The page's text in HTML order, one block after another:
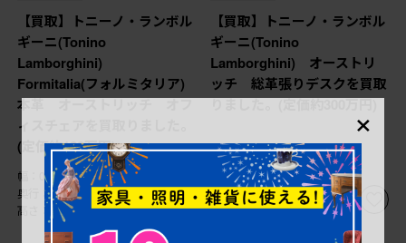
【買取】トニーノ・ランボル
ギーニ(Tonino
Lamborghini)
Formitalia(フォルミタリア)
本革 オーストリッチ オフ
ィスチェアを買取りました。
(定価約100万円)
幅：0㎜
奥行：0㎜
高さ：0㎜
【買取】トニーノ・ランボル
ギーニ(Tonino
Lamborghini) オーストリ
ッチ 総革張りデスクを買取
りました。(定価約300万円)
幅：0㎜
奥行：0㎜
高さ：0㎜
×